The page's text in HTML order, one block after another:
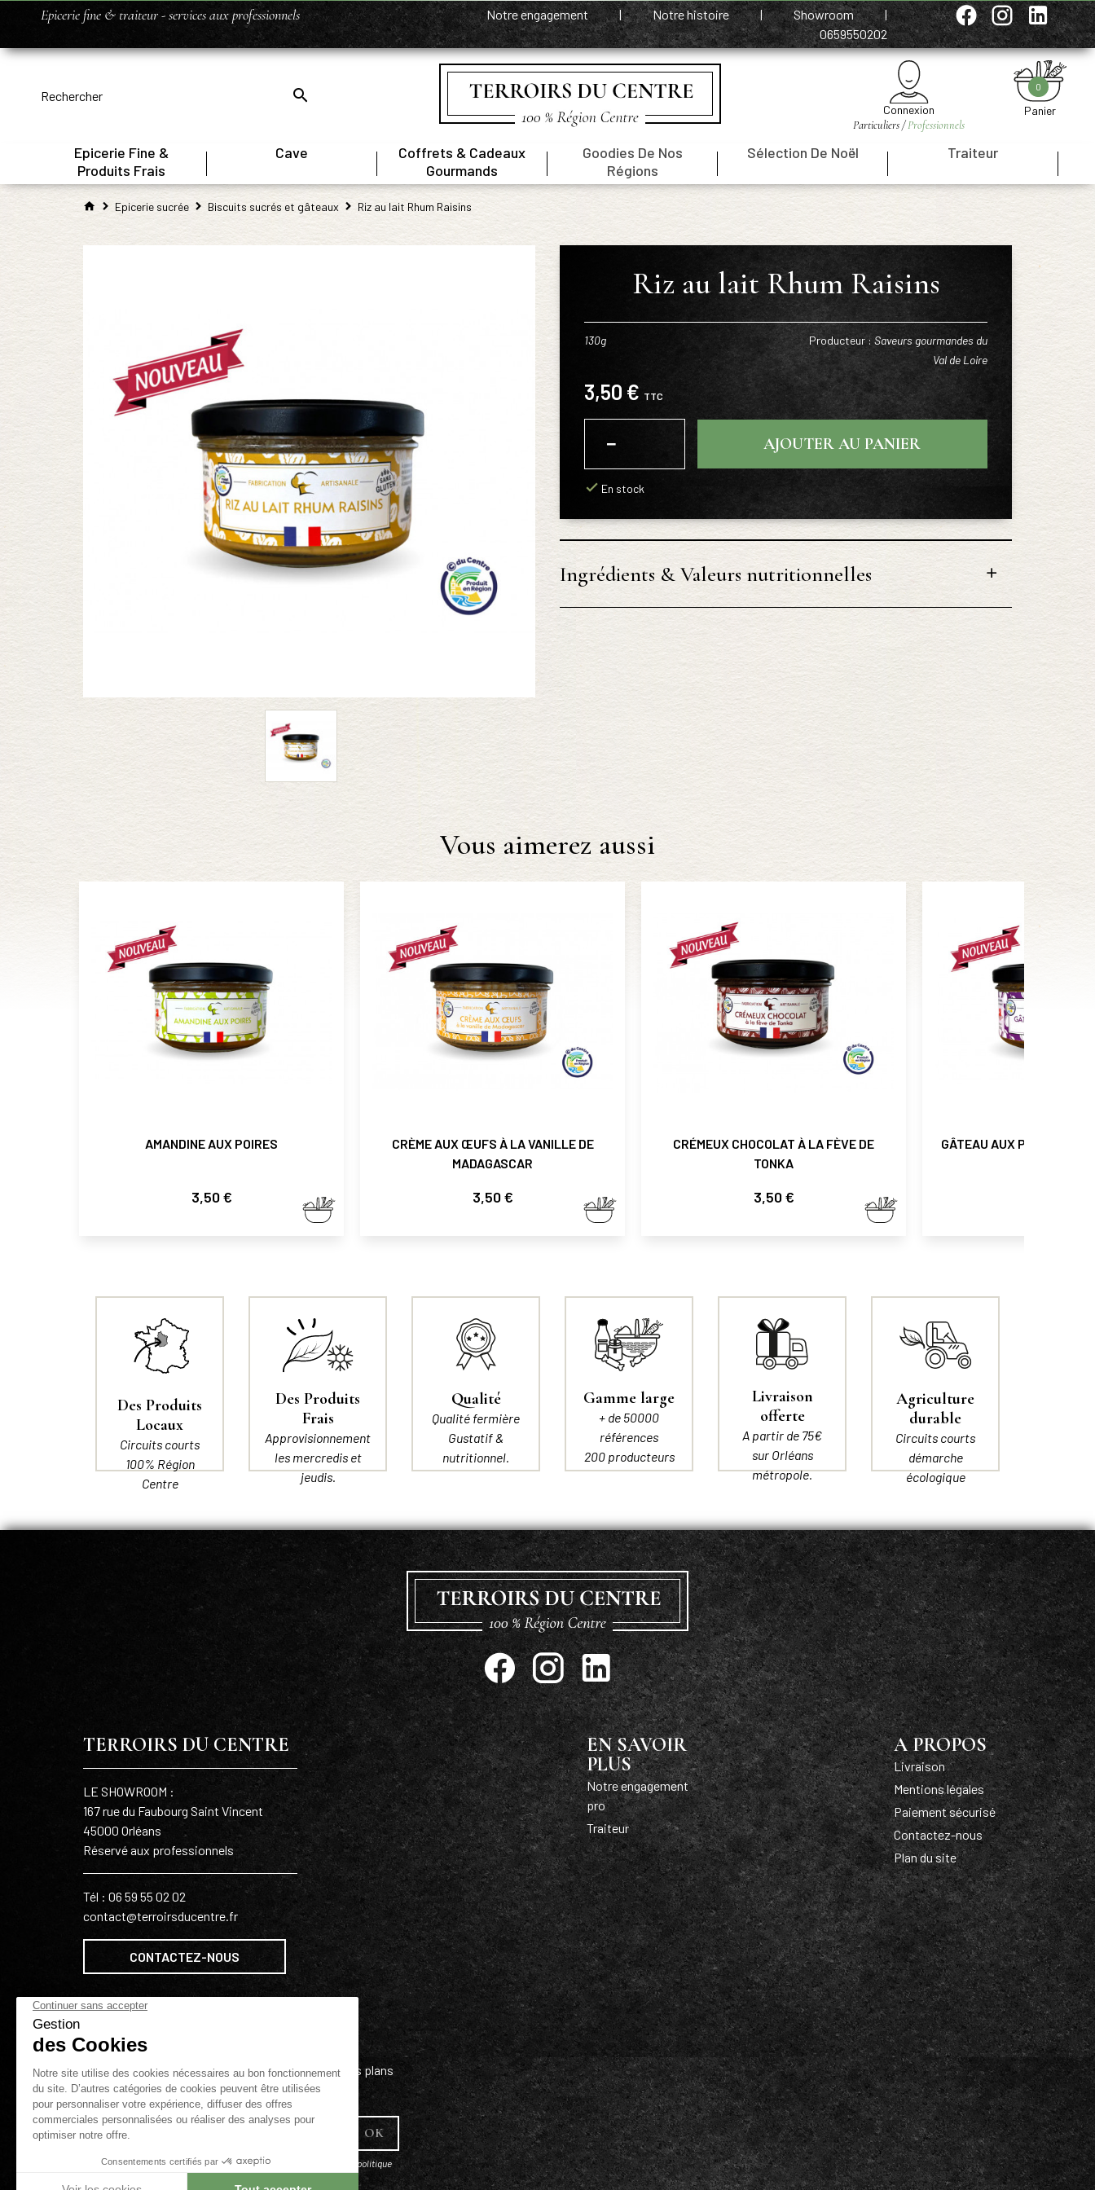
Epicerie fine & traiteur - services aux professionnels Notre engagement | Notre histoire | Showroom
|
0659550202
Connexion
Particuliers /Professionnels
Panier
0
Epicerie Fine &
Produits Frais
Cave
Coffrets & Cadeaux
Gourmands
Goodies De Nos
Régions
Sélection De Noël Traiteur
Epicerie sucrée Biscuits sucrés et gâteaux Riz au lait Rhum Raisins
Riz au lait Rhum Raisins
130g Producteur : Saveurs gourmandes du
Val de Loire
3,50 € TTC
−
+
AJOUTER AU PANIER
En stock
Ingrédients & Valeurs nutritionnelles
Vous aimerez aussi
AMANDINE AUX POIRES
Prix
3,50 €
CRÈME AUX ŒUFS À LA VANILLE DE
MADAGASCAR
Prix
3,50 €
CRÉMEUX CHOCOLAT À LA FÈVE DE
TONKA
Prix
3,50 €
GÂTEAU AUX PRUNEAUX À
Des Produits
Locaux
Circuits courts
100% Région
Centre
Des Produits
Frais
Approvisionnement
les mercredis et
jeudis.
Qualité
Qualité fermière
Gustatif &
nutritionnel.
Gamme large
+ de 50000
références
200 producteurs
Livraison
offerte
A partir de 75€
sur Orléans
métropole.
Agriculture
durable
Circuits courts
démarche
écologique
TERROIRS DU CENTRE
LE SHOWROOM :
167 rue du Faubourg Saint Vincent
45000 Orléans
Réservé aux professionnels
Tél : 06 59 55 02 02
contact@terroirsducentre.fr
CONTACTEZ-NOUS
EN SAVOIR
PLUS
Notre engagement
pro
Traiteur
A PROPOS
Livraison
Mentions légales
Paiement sécurisé
Contactez-nous
Plan du site
Tenez-vous informé de nos bons plans
!
J'accepte les conditions générales et la politique
de confidentialité.Protection des données
personnelles.